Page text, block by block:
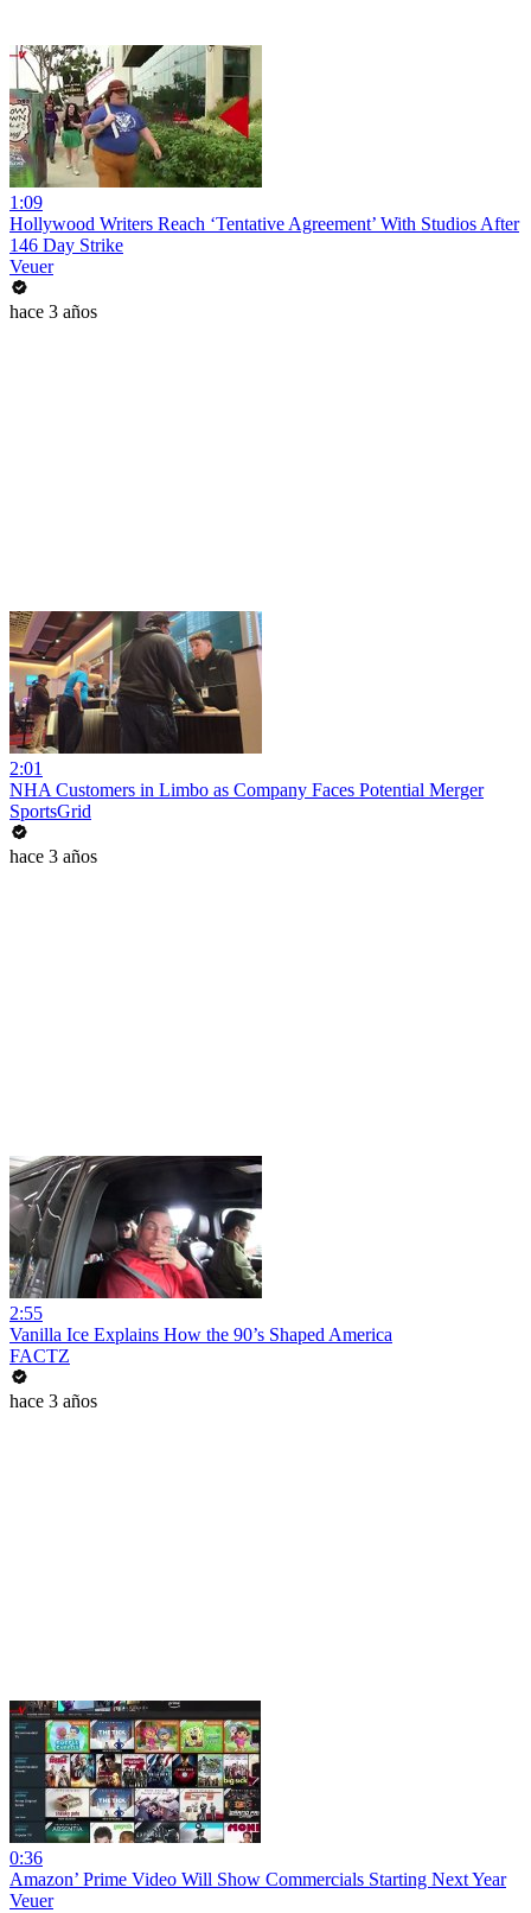
1:09
Hollywood Writers Reach ‘Tentative Agreement’ With Studios After
146 Day Strike
Veuer
hace 3 años
2:01
NHA Customers in Limbo as Company Faces Potential Merger
SportsGrid
hace 3 años
2:55
Vanilla Ice Explains How the 90’s Shaped America
FACTZ
hace 3 años
0:36
Amazon’ Prime Video Will Show Commercials Starting Next Year
Veuer